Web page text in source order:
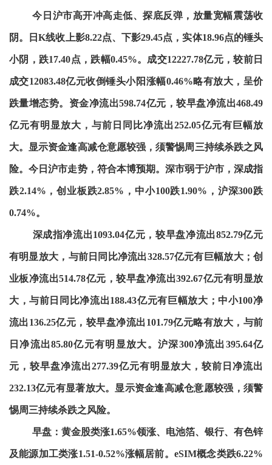
今日沪市高开冲高走低、探底反弹，放量宽幅震荡收
阴。日K线收上影8.22点、下影29.45点，实体18.96点的锤头
小阴，跌17.40点，跌幅0.45%。成交12227.78亿元，较前日
成交12083.48亿元收倒锤头小阳涨幅0.46%略有放大，呈价
跌量增态势。资金净流出598.74亿元，较早盘净流出468.49
亿元有明显放大，与前日同比净流出252.05亿元有巨幅放
大。显示资金逢高减仓意愿较强，须警惕周三持续杀跌之风
险。今日沪市走势，符合本博预期。深市弱于沪市，深成指
跌2.14%，创业板跌2.85%，中小100跌1.90%，沪深300跌
0.74%。
深成指净流出1093.04亿元，较早盘净流出852.79亿元
有明显放大，与前日同比净流出328.57亿元有巨幅放大；创
业板净流出514.78亿元，较早盘净流出392.67亿元有明显放
大，与前日同比净流出188.43亿元有巨幅放大；中小100净
流出136.25亿元，较早盘净流出101.79亿元略有放大，与前
日净流出85.80亿元有明显放大。沪深300净流出395.64亿
元，较早盘净流出277.39亿元有明显放大，较前日净流出
232.13亿元有显著放大。显示资金逢高减仓意愿较强，须警
惕周三持续杀跌之风险。
早盘：黄金股类涨1.65%领涨、电池箔、银行、有色锌
及能源加工类涨1.51-0.52%涨幅居前。eSIM概念类跌6.22%